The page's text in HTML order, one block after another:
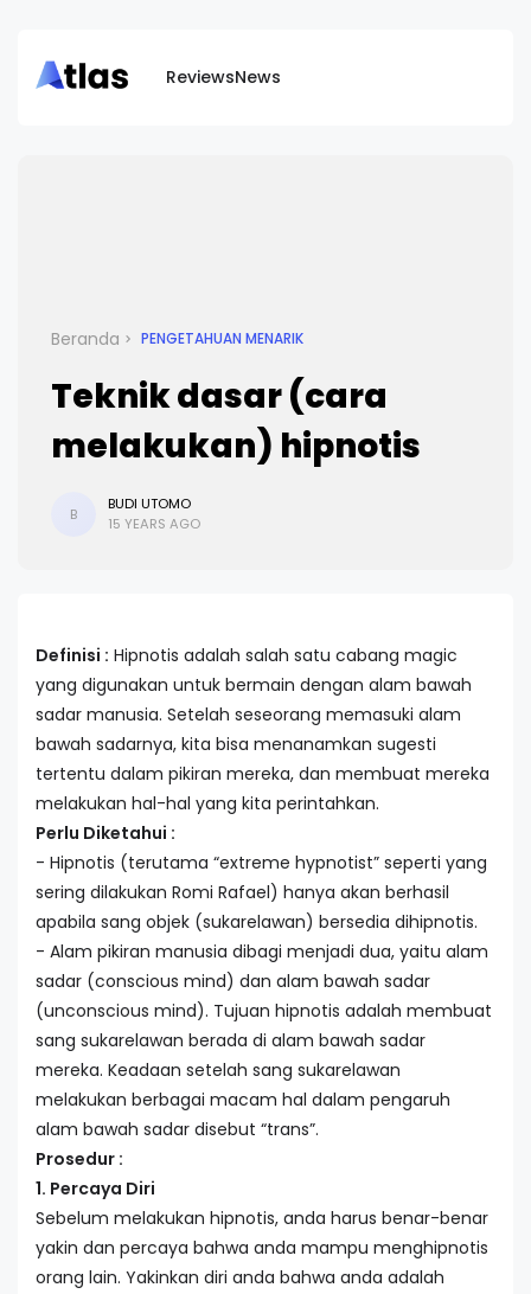
ReviewsNews
Beranda PENGETAHUAN MENARIK
Teknik dasar (cara
melakukan) hipnotis
B
BUDI UTOMO
15 YEARS AGO
Definisi : Hipnotis adalah salah satu cabang magic
yang digunakan untuk bermain dengan alam bawah
sadar manusia. Setelah seseorang memasuki alam
bawah sadarnya, kita bisa menanamkan sugesti
tertentu dalam pikiran mereka, dan membuat mereka
melakukan hal-hal yang kita perintahkan.
Perlu Diketahui :
- Hipnotis (terutama “extreme hypnotist” seperti yang
sering dilakukan Romi Rafael) hanya akan berhasil
apabila sang objek (sukarelawan) bersedia dihipnotis.
- Alam pikiran manusia dibagi menjadi dua, yaitu alam
sadar (conscious mind) dan alam bawah sadar
(unconscious mind). Tujuan hipnotis adalah membuat
sang sukarelawan berada di alam bawah sadar
mereka. Keadaan setelah sang sukarelawan
melakukan berbagai macam hal dalam pengaruh
alam bawah sadar disebut “trans”.
Prosedur :
1. Percaya Diri
Sebelum melakukan hipnotis, anda harus benar-benar
yakin dan percaya bahwa anda mampu menghipnotis
orang lain. Yakinkan diri anda bahwa anda adalah